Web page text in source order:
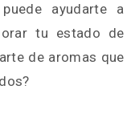
ayudarte a
tu estado de
de aromas que